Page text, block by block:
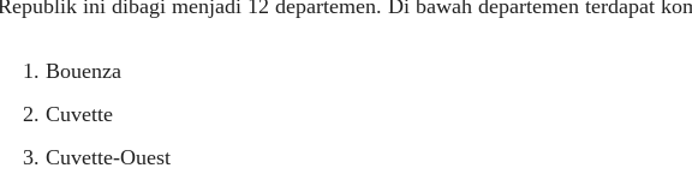
Republik ini dibagi menjadi 12 departemen. Di bawah departemen terdapat
Bouenza
Cuvette
Cuvette-Ouest